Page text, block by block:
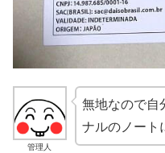
管理人
無地なので自
ナルのノート